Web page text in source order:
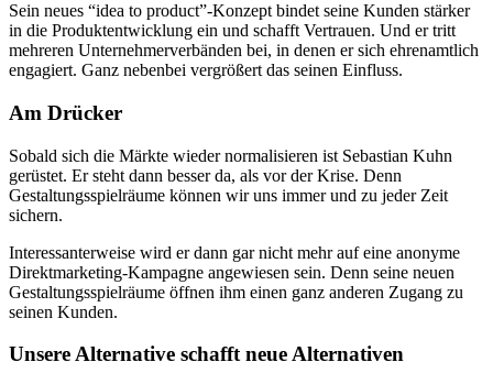
Sein neues “idea to product”-Konzept bindet seine Kunden stärker
in die Produktentwicklung ein und schafft Vertrauen. Und er tritt
mehreren Unternehmerverbänden bei, in denen er sich ehrenamtlich
engagiert. Ganz nebenbei vergrößert das seinen Einfluss.
Am Drücker
Sobald sich die Märkte wieder normalisieren ist Sebastian Kuhn
gerüstet. Er steht dann besser da, als vor der Krise. Denn
Gestaltungsspielräume können wir uns immer und zu jeder Zeit
sichern.
Interessanterweise wird er dann gar nicht mehr auf eine anonyme
Direktmarketing-Kampagne angewiesen sein. Denn seine neuen
Gestaltungsspielräume öffnen ihm einen ganz anderen Zugang zu
seinen Kunden.
Unsere Alternative schafft neue Alternativen